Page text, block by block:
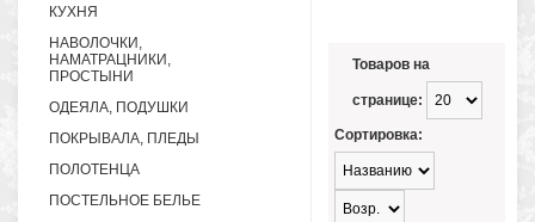
КУХНЯ
НАВОЛОЧКИ,
НАМАТРАЦНИКИ,
ПРОСТЫНИ
ОДЕЯЛА, ПОДУШКИ
ПОКРЫВАЛА, ПЛЕДЫ
ПОЛОТЕНЦА
ПОСТЕЛЬНОЕ БЕЛЬЕ
Товаров на
странице:
Сортировка: